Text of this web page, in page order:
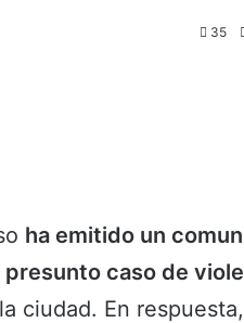
35
ha emitido un
caso de
ciudad. En